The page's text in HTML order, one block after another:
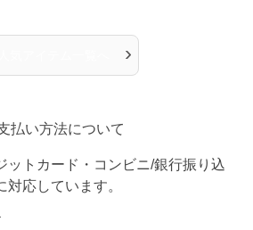
›
払い方法について
ットカード・コンビニ/銀行振り込
応しています。